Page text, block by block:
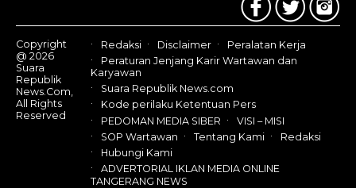
Copyright
@ 2026
Suara
Republik
News.Com,
All Rights
Reserved
Redaksi Disclaimer
Peralatan Kerja
Peraturan Jenjang Karir Wartawan dan
Karyawan
Suara Republik News.com
Kode perilaku Ketentuan Pers
PEDOMAN MEDIA SIBER
VISI – MISI
SOP Wartawan
Tentang Kami
Redaksi
Hubungi Kami
ADVERTORIAL IKLAN MEDIA ONLINE
TANGERANG NEWS